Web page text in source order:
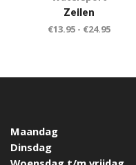
Zeilen
€13.95 - €24.95
Maandag
Dinsdag